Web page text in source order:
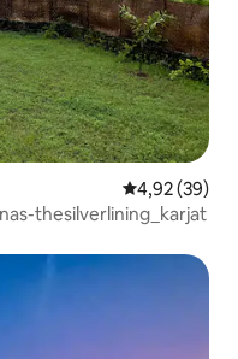
4,92 de uma
4,92 (39)
thesilverlining_karjat